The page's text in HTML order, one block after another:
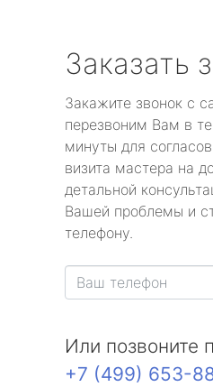
Заказать
Закажите звонок с
перезвоним Вам в
минуты для
визита мастера на
детальной
Вашей проблемы и
телефону.
Или позвоните
+7 (499) 653-